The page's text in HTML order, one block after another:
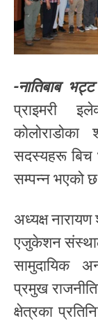
-नातिबाब
प्राइमरी
सदस्यहरू बिच
सम्पन्न भएको
अध्यक्ष
एजुकेशन
सामुदायिक
प्रमुख
क्षेत्रका